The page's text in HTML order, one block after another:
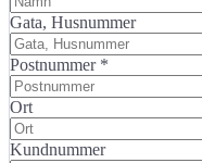
Gata, Husnummer
Postnummer *
Ort
Kundnummer